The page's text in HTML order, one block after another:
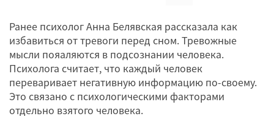
Ранее психолог Анна Белявская рассказала как
избавиться от тревоги перед сном. Тревожные
мысли пояаляются в подсознании человека.
Психолога считает, что каждый человек
переваривает негативную информацию по-своему.
Это связано с психологическими факторами
отдельно взятого человека.